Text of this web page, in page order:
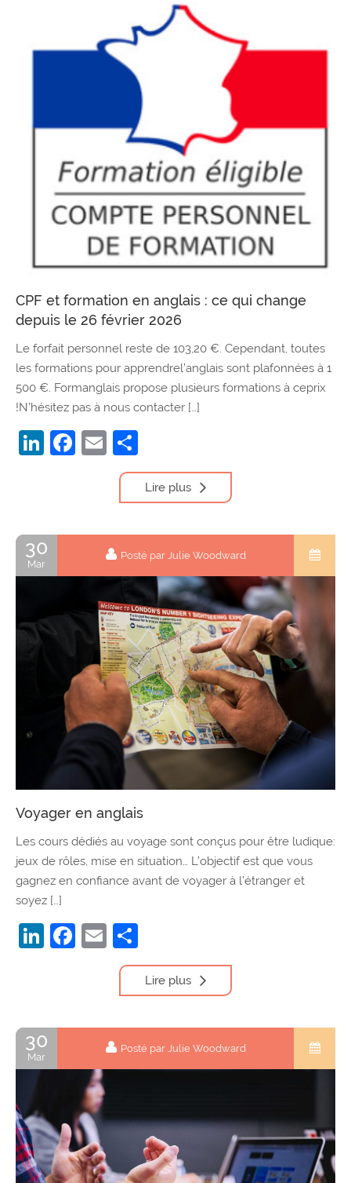
CPF et formation en anglais : ce qui change
depuis le 26 février 2026
Le forfait personnel reste de 103,20 €. Cependant, toutes
les formations pour apprendrel’anglais sont plafonnées à 1
500 €. Formanglais propose plusieurs formations à ceprix
!N’hésitez pas à nous contacter […]
LinkedIn
Facebook
Email
Lire plus
30
Mar
Posté par Julie Woodward
Voyager en anglais
Les cours dédiés au voyage sont conçus pour être ludique:
jeux de rôles, mise en situation… L’objectif est que vous
gagnez en confiance avant de voyager à l’étranger et
soyez […]
LinkedIn
Facebook
Email
Lire plus
30
Mar
Posté par Julie Woodward